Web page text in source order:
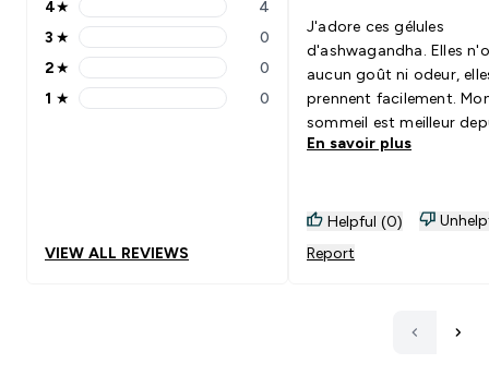
4 stars rating 4 reviews
4★ 4
3 stars rating 0 reviews
3 ★ 0
2 stars rating 0 reviews
2★ 0
1 stars rating 0 reviews
1 ★ 0
VIEW ALL REVIEWS
J'adore ces gélules
d'ashwagandha. Elles
aucun goût ni odeur,
prennent facilement.
sommeil est meilleur
que je les utilise
En savoir plus
Helpful (0)
Report